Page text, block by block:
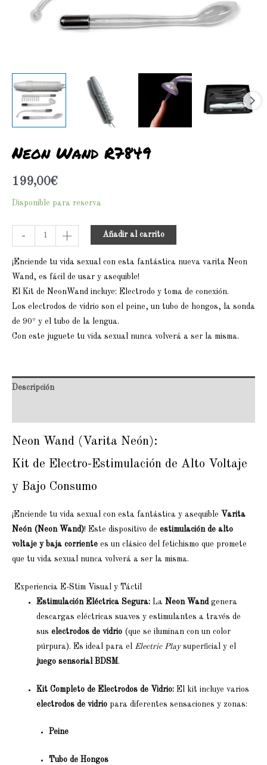
Neon Wand R7849
199,00€
Disponible para reserva
- + Añadir al carrito
¡Enciende tu vida sexual con esta fantástica nueva varita Neon
Wand, es fácil de usar y asequible!
El Kit de NeonWand incluye: Electrodo y toma de conexión.
Los electrodos de vidrio son el peine, un tubo de hongos, la sonda
de 90º y el tubo de la lengua.
Con este juguete tu vida sexual nunca volverá a ser la misma.
Descripción
Neon Wand (Varita Neón):
Kit de Electro-Estimulación de Alto Voltaje
y Bajo Consumo
¡Enciende tu vida sexual con esta fantástica y asequible Varita
Neón (Neon Wand)! Este dispositivo de estimulación de alto
voltaje y baja corriente es un clásico del fetichismo que promete
que tu vida sexual nunca volverá a ser la misma.
Experiencia E-Stim Visual y Táctil
Estimulación Eléctrica Segura: LaNeon Wandgenera
descargas eléctricas suaves y estimulantes a través de
suselectrodos de vidrio (que se iluminan con un color
púrpura). Es ideal para el Electric Playsuperficial y el
juego sensorial BDSM.
Kit Completo de Electrodos de Vidrio: El kit incluye varios
electrodos de vidrio para diferentes sensaciones y zonas:
Peine
Tubo de Hongos